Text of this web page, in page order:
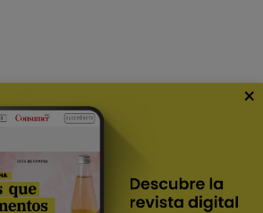
Nuestras Apps
App de recetas
×